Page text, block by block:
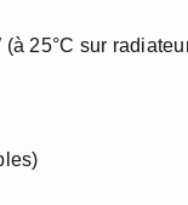
25°C sur